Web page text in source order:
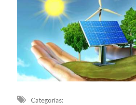
Categorias: